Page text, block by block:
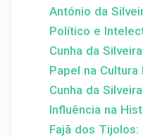
António da
Político e
Cunha da
Papel na
Cunha da
Influência na
Fajã dos